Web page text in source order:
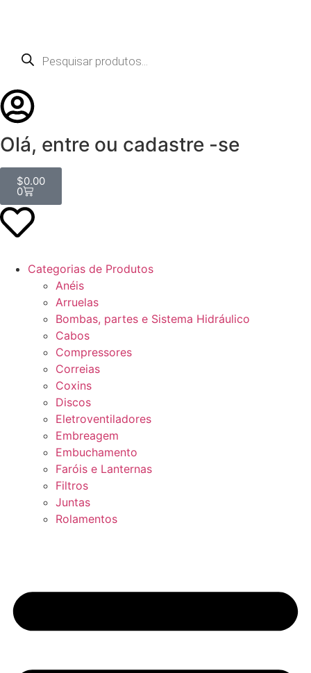
Olá, entre ou cadastre -se
$0.00
0
Categorias de Produtos
Anéis
Arruelas
Bombas, partes e Sistema Hidráulico
Cabos
Compressores
Correias
Coxins
Discos
Eletroventiladores
Embreagem
Embuchamento
Faróis e Lanternas
Filtros
Juntas
Rolamentos